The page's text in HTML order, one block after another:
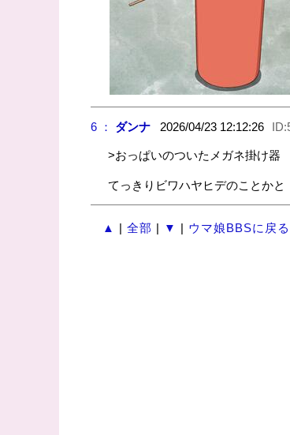
6 ： ダンナ2026/04/23 12:12:26
>おっぱいのついたメガネ掛け器
てっきりビワハヤヒデのことかと
▲ | 全部 | ▼ | ウマ娘BBSに戻る